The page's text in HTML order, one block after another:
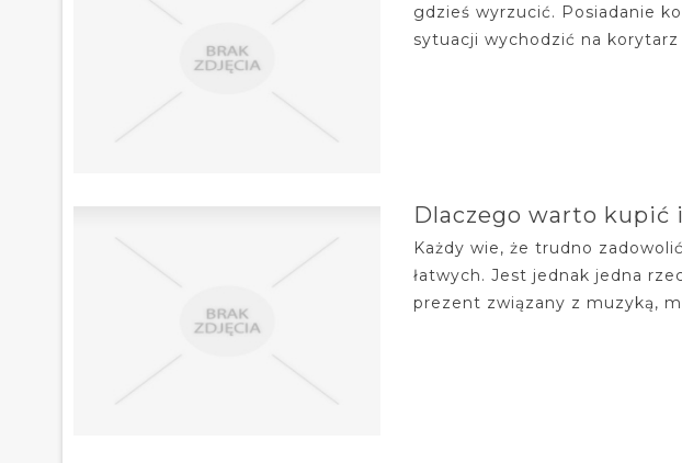
gdzieś wyrzucić. Posiadanie
sytuacji wychodzić na
Dlaczego warto kupić
Każdy wie, że trudno
łatwych. Jest jednak jedna
prezent związany z muzyką,